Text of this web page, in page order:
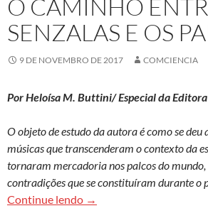
O CAMINHO
SENZALAS E OS
9 DE NOVEMBRO DE 2017 COMCIENCIA
Por Heloísa M. Buttini/ Especial da
O objeto de estudo da autora é como se deu
músicas que transcenderam o contexto da
tornaram mercadoria nos palcos do mundo,
contradições que se constituíram durante o
Continue lendo O caminho entre as
→